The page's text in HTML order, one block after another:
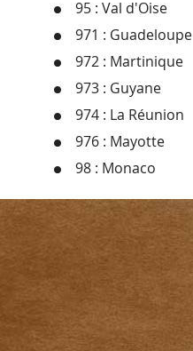
95 : Val d'Oise
971 : Guadeloupe
972 : Martinique
973 : Guyane
974 : La Réunion
976 : Mayotte
98 : Monaco